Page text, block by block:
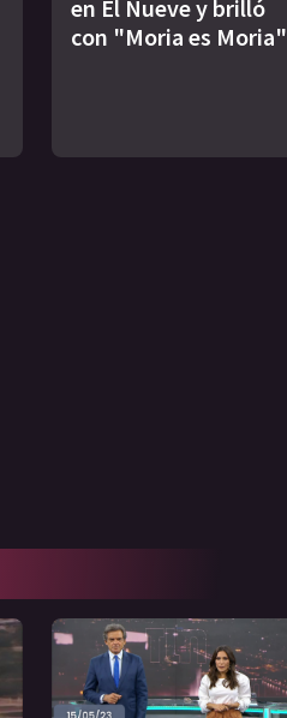
en El Nueve y brilló
con "Moria es Moria"